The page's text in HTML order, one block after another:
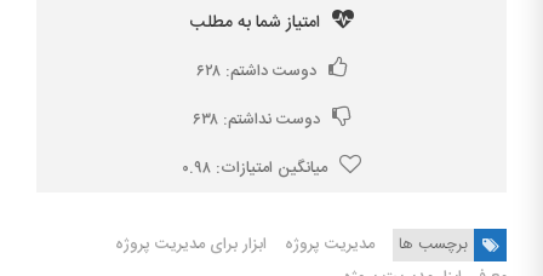
امتیاز شما به مطلب
دوست داشتم: ۶۲۸
دوست نداشتم: ۶۳۸
میانگین امتیازات: ۰.۹۸
برچسب ها مدیریت پروژه
ابزار برای مدیریت پروژه